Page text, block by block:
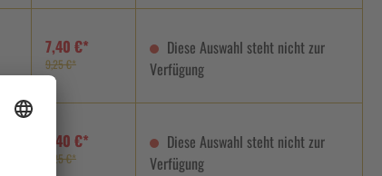
7,40 €*
9,25 €*
Diese Auswahl steht nicht zur
Verfügung
7,40 €*
9,25 €*
Diese Auswahl steht nicht zur
Verfügung